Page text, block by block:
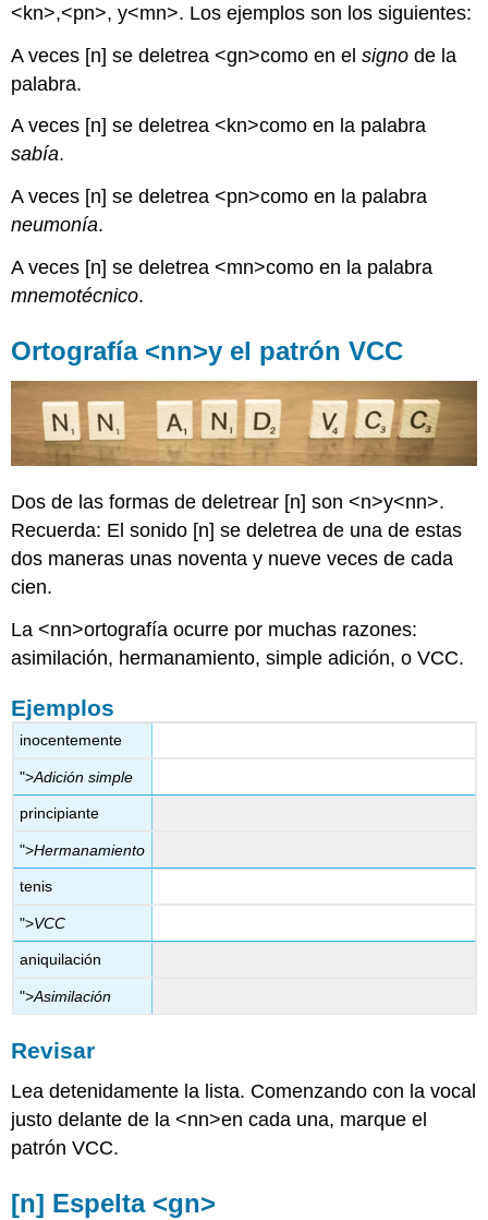
<kn>,<pn>, y<mn>. Los ejemplos son los siguientes:
A veces [n] se deletrea <gn>como en elsigno de la
palabra.
A veces [n] se deletrea <kn>como en la palabra
sabía.
A veces [n] se deletrea <pn>como en la palabra
neumonía.
A veces [n] se deletrea <mn>como en la palabra
mnemotécnico.
Ortografía <nn>y el patrón VCC
Dos de las formas de deletrear [n] son <n>y<nn>.
Recuerda: El sonido [n] se deletrea de una de estas
dos maneras unas noventa y nueve veces de cada
cien.
La <nn>ortografía ocurre por muchas razones:
asimilación, hermanamiento, simple adición, o VCC.
Ejemplos
inocentemente
">Adición simple
principiante
">Hermanamiento
tenis
">VCC
aniquilación
">Asimilación
Revisar
Lea detenidamente la lista. Comenzando con la vocal
justo delante de la <nn>en cada una, marque el
patrón VCC.
[n] Espelta <gn>